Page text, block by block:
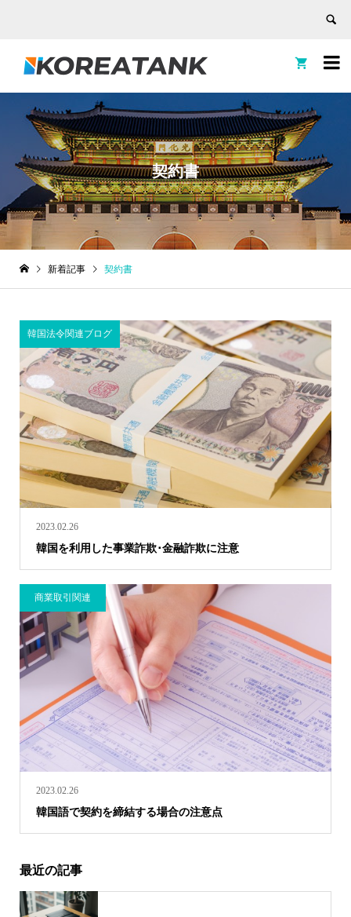


契約書
新着記事 契約書
2023.02.26
韓国を利用した事業詐欺･金融詐欺に注意
韓国法令関連ブログ
2023.02.26
韓国語で契約を締結する場合の注意点
商業取引関連
最近の記事